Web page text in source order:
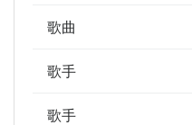
歌曲
歌手
歌手